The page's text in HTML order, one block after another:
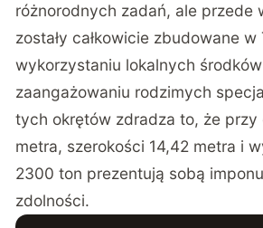
różnorodnych zadań, ale przede
zostały całkowicie zbudowane
wykorzystaniu lokalnych
zaangażowaniu rodzimych
tych okrętów zdradza to, że przy
metra, szerokości 14,42 metra i
2300 ton prezentują sobą
zdolności.